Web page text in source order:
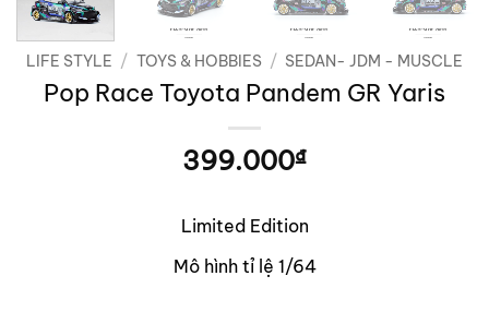
LIFE STYLE / TOYS & HOBBIES / SEDAN- JDM - MUSCLE
Pop Race Toyota Pandem GR Yaris
399.000₫
Limited Edition
Mô hình tỉ lệ 1/64